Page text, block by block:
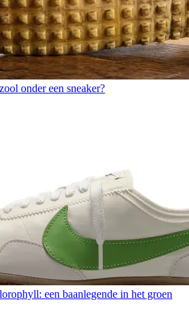
onder een sneaker?
een baanlegende in het groen